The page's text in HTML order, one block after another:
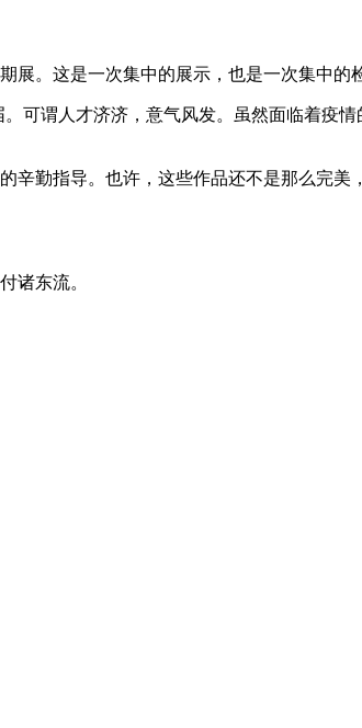
。这是一次集中的展示，也是一次集中的
可谓人才济济，意气风发。虽然面临着疫
辛勤指导。也许，这些作品还不是那么完
诸东流。